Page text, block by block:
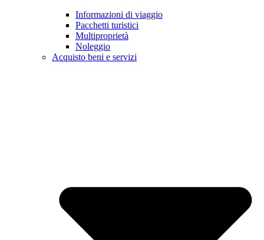
Informazioni di viaggio
Pacchetti turistici
Multiproprietà
Noleggio
Acquisto beni e servizi